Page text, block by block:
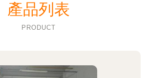
產品列表
PRODUCT